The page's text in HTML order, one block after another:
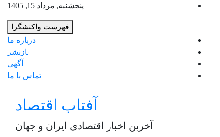
پنجشنبه, مرداد 15, 1405
فهرست واکنشگرا
درباره ما
بازنشر
آگهی
تماس با ما
آفتاب اقتصاد
آخرین اخبار اقتصادی ایران و جهان